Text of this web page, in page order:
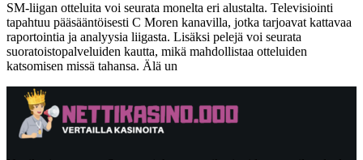
SM-liigan otteluita voi seurata monelta eri alustalta. Televisiointi
tapahtuu pääsääntöisesti C Moren kanavilla, jotka tarjoavat kattavaa
raportointia ja analyysia liigasta. Lisäksi pelejä voi seurata
suoratoistopalveluiden kautta, mikä mahdollistaa otteluiden
katsomisen missä tahansa. Älä un